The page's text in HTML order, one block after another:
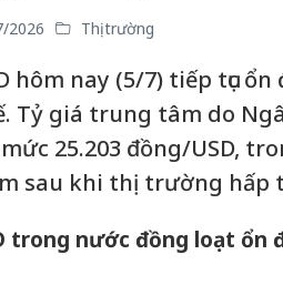
2026 Thị trường
hôm nay (5/7) tiếp tục
Tỷ giá trung tâm do
25.203 đồng/USD,
sau khi thị trường hấp
trong nước đồng loạt ổn